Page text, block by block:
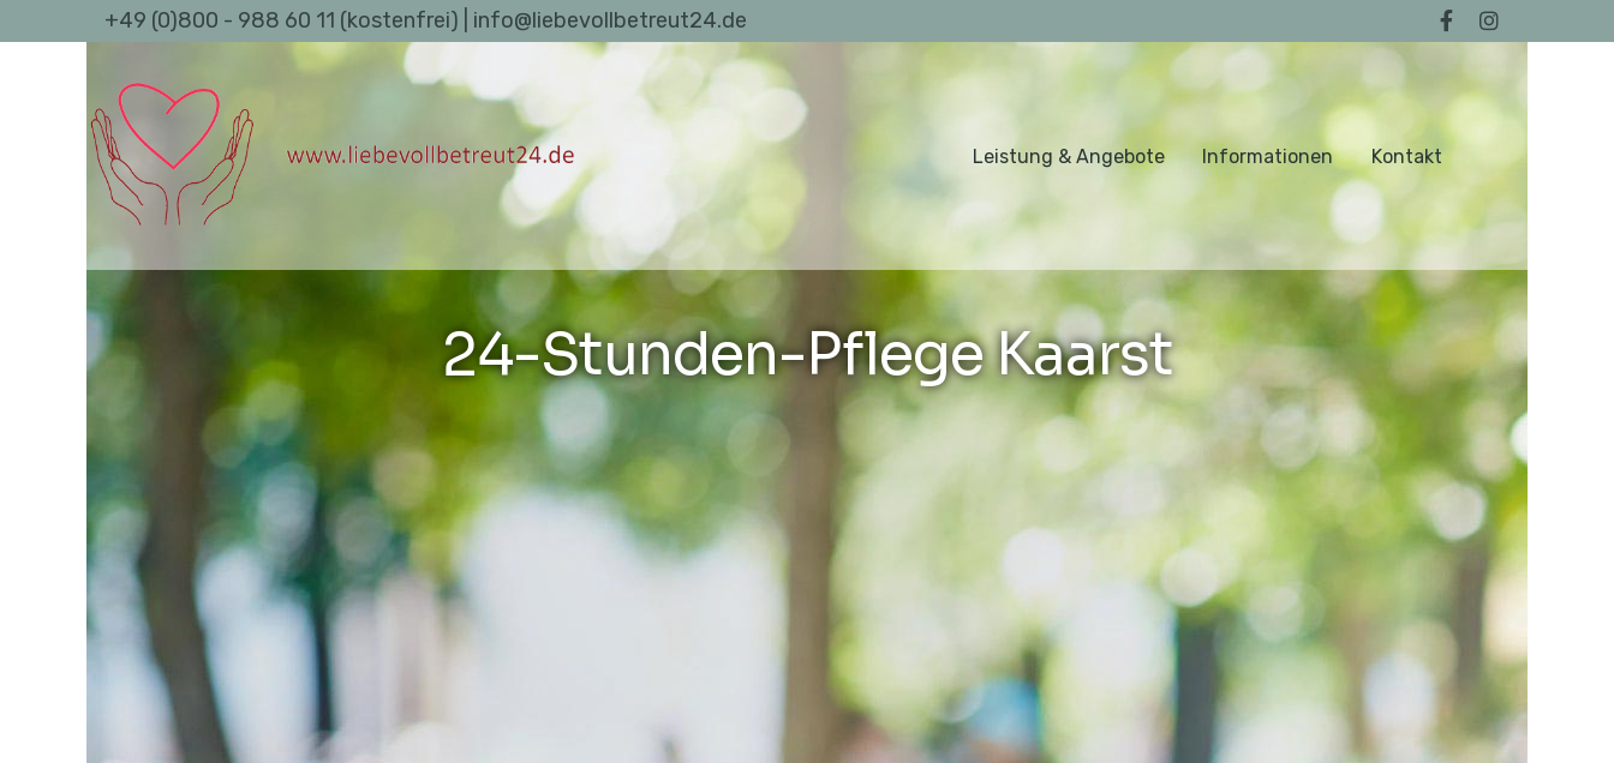
+49 (0)800 - 988 60 11 (kostenfrei) | info@liebevollbetreut24.de
Leistung & Angebote Informationen Kontakt
24-Stunden-Pflege Kaarst